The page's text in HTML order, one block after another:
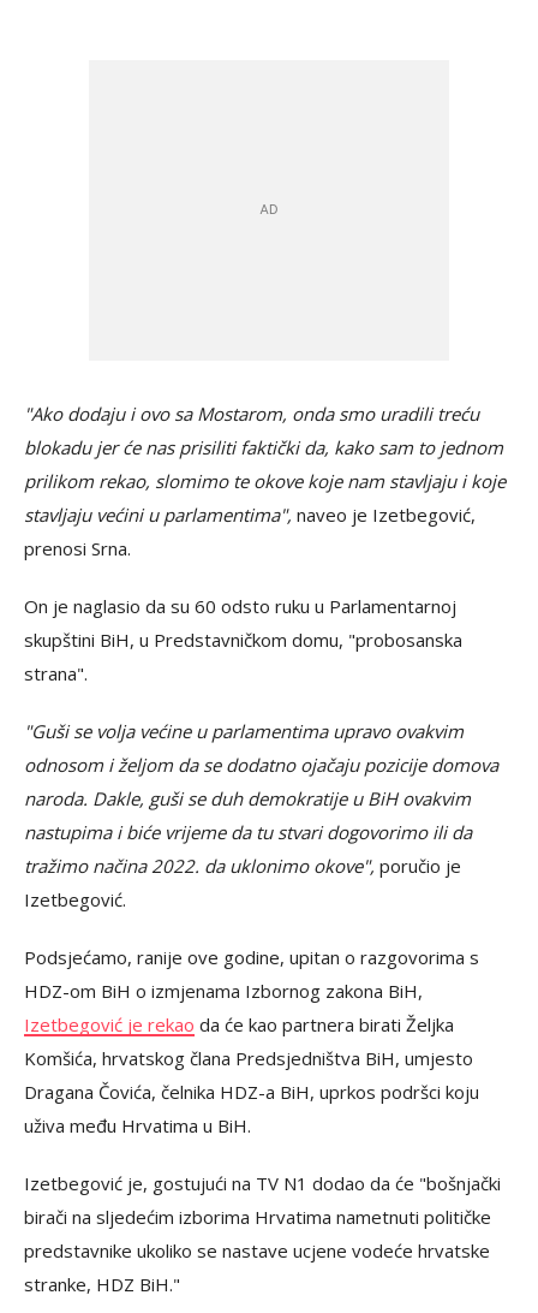
"Ako dodaju i ovo sa Mostarom, onda smo uradili treću
blokadu jer će nas prisiliti faktički da, kako sam to jednom
prilikom rekao, slomimo te okove koje nam stavljaju i koje
stavljaju većini u parlamentima", naveo je Izetbegović,
prenosi Srna.
On je naglasio da su 60 odsto ruku u Parlamentarnoj
skupštini BiH, u Predstavničkom domu, "probosanska
strana".
"Guši se volja većine u parlamentima upravo ovakvim
odnosom i željom da se dodatno ojačaju pozicije domova
naroda. Dakle, guši se duh demokratije u BiH ovakvim
nastupima i biće vrijeme da tu stvari dogovorimo ili da
tražimo načina 2022. da uklonimo okove", poručio je
Izetbegović.
Podsjećamo, ranije ove godine, upitan o razgovorima s
HDZ-om BiH o izmjenama Izbornog zakona BiH,
Izetbegović je rekao da će kao partnera birati Željka
Komšića, hrvatskog člana Predsjedništva BiH, umjesto
Dragana Čovića, čelnika HDZ-a BiH, uprkos podršci koju
uživa među Hrvatima u BiH.
Izetbegović je, gostujući na TV N1 dodao da će "bošnjački
birači na sljedećim izborima Hrvatima nametnuti političke
predstavnike ukoliko se nastave ucjene vodeće hrvatske
stranke, HDZ BiH."